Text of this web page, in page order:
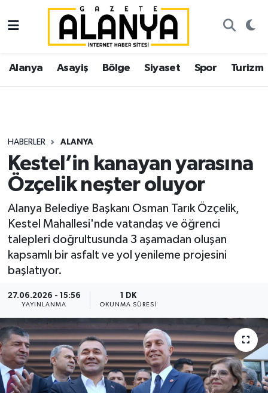
Alanya Asayiş Bölge Siyaset Spor Turizm
HABERLER ALANYA
Kestel’in kanayan yarasına
Özçelik neşter oluyor
Alanya Belediye Başkanı Osman Tarık Özçelik,
Kestel Mahallesi'nde vatandaş ve öğrenci
talepleri doğrultusunda 3 aşamadan oluşan
kapsamlı bir asfalt ve yol yenileme projesini
başlatıyor.
27.06.2026 - 15:56
YAYINLANMA
1 DK
OKUNMA SÜRESI
Alanya
Asayiş
Siyaset
Spor
Turizm
Ekonomi
Gazipaşa
İstanbul Nöbetçi Eczaneler
İstanbul Hava Durumu
Süper Lig Puan Durumu ve Fikstür
Tüm Manşetler
Son Dakika Haberleri
Haber Arşivi